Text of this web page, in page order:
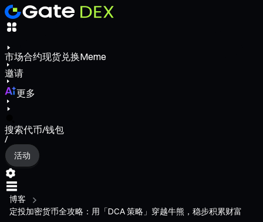
市场合约现货兑换Meme
邀请
更多
搜索代币/钱包
/
活动
博客
定投加密货币全攻略：用「DCA 策略」穿越牛熊，稳步积累财富